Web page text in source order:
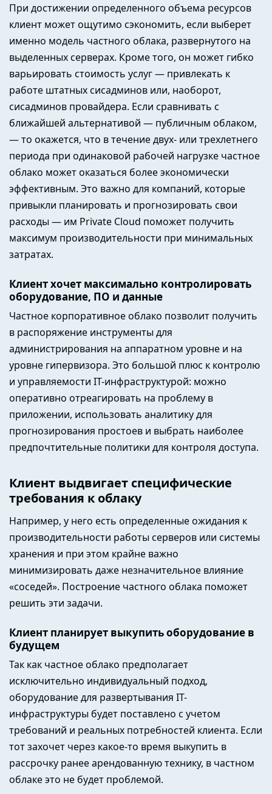
При достижении определенного объема ресурсов
клиент может ощутимо сэкономить, если выберет
именно модель частного облака, развернутого на
выделенных серверах. Кроме того, он может гибко
варьировать стоимость услуг — привлекать к
работе штатных сисадминов или, наоборот,
сисадминов провайдера. Если сравнивать с
ближайшей альтернативой — публичным облаком,
— то окажется, что в течение двух- или трехлетнего
периода при одинаковой рабочей нагрузке частное
облако может оказаться более экономически
эффективным. Это важно для компаний, которые
привыкли планировать и прогнозировать свои
расходы — им Private Cloud поможет получить
максимум производительности при минимальных
затратах.
Клиент хочет максимально контролировать
оборудование, ПО и данные
Частное корпоративное облако позволит получить
в распоряжение инструменты для
администрирования на аппаратном уровне и на
уровне гипервизора. Это большой плюс к контролю
и управляемости IT-инфраструктурой: можно
оперативно отреагировать на проблему в
приложении, использовать аналитику для
прогнозирования простоев и выбрать наиболее
предпочтительные политики для контроля доступа.
Клиент выдвигает специфические
требования к облаку
Например, у него есть определенные ожидания к
производительности работы серверов или системы
хранения и при этом крайне важно
минимизировать даже незначительное влияние
«соседей». Построение частного облака поможет
решить эти задачи.
Клиент планирует выкупить оборудование в
будущем
Так как частное облако предполагает
исключительно индивидуальный подход,
оборудование для развертывания IT-
инфраструктуры будет поставлено с учетом
требований и реальных потребностей клиента. Если
тот захочет через какое-то время выкупить в
рассрочку ранее арендованную технику, в частном
облаке это не будет проблемой.